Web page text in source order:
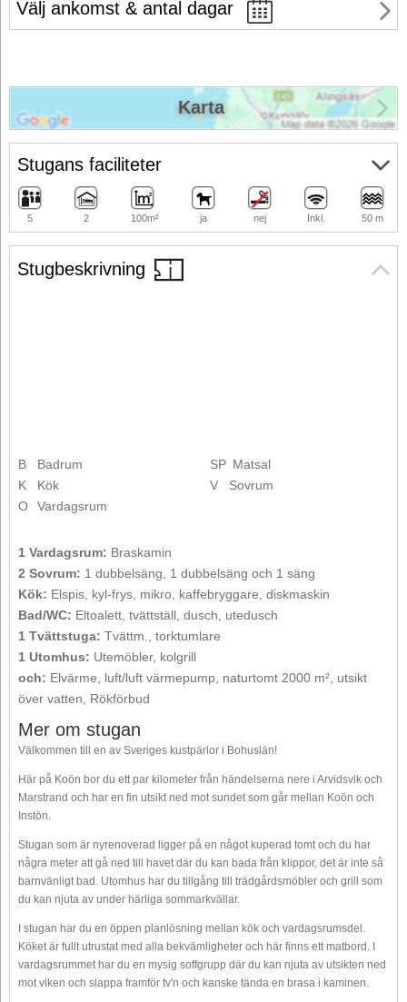
Välj ankomst & antal dagar
Stugbeskrivning
B
Badrum
K
Kök
O
Vardagsrum
SP Matsal
V
Sovrum
1 Vardagsrum: Braskamin
2 Sovrum: 1 dubbelsäng, 1 dubbelsäng och 1 säng
Kök: Elspis, kyl-frys, mikro, kaffebryggare, diskmaskin
Bad/WC: Eltoalett, tvättställ, dusch, utedusch
1 Tvättstuga: Tvättm., torktumlare
1 Utomhus: Utemöbler, kolgrill
och: Elvärme, luft/luft värmepump, naturtomt 2000 m², utsikt
över vatten, Rökförbud
Mer om stugan
Välkommen till en av Sveriges kustpärlor i Bohuslän!
Här på Koön bor du ett par kilometer från händelserna nere i Arvidsvik och
Marstrand och har en fin utsikt ned mot sundet som går mellan Koön och
Instön.
Stugan som är nyrenoverad ligger på en något kuperad tomt och du har
några meter att gå ned till havet där du kan bada från klippor, det är inte så
barnvänligt bad. Utomhus har du tillgång till trädgårdsmöbler och grill som
du kan njuta av under härliga sommarkvällar.
I stugan har du en öppen planlösning mellan kök och vardagsrumsdel.
Köket är fullt utrustat med alla bekvämligheter och här finns ett matbord. I
vardagsrummet har du en mysig soffgrupp där du kan njuta av utsikten ned
mot viken och slappa framför tv'n och kanske tända en brasa i kaminen.
Stugans faciliteter
5 2 100m² ja nej Inkl. 50 m
Karta